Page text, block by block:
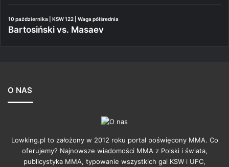
10 października | KSW 122 | Waga półśrednia
Bartosiński vs. Masaev
O NAS
Lowking.pl to założony w 2012 roku portal poświęcony MMA. Co
oferujemy? Najnowsze wiadomości MMA z Polski i świata,
publicystyka MMA, typowanie wszystkich gal KSW i UFC,